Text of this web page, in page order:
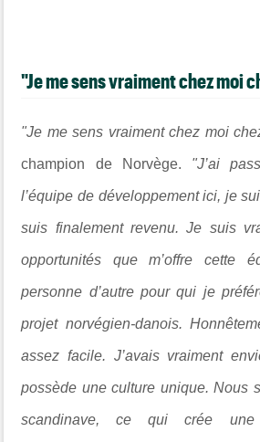
"Je me sens vraiment chez moi
"Je me sens vraiment chez moi
champion de Norvège. "J’ai
l’équipe de développement ici, je
suis finalement revenu. Je suis
opportunités que m’offre cette
personne d’autre pour qui je
projet norvégien-danois.
assez facile. J’avais vraiment
possède une culture unique. Nous
scandinave, ce qui crée une